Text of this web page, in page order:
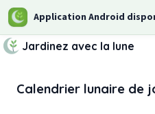
Application Android
Jardinez avec la lune
Calendrier lunaire de